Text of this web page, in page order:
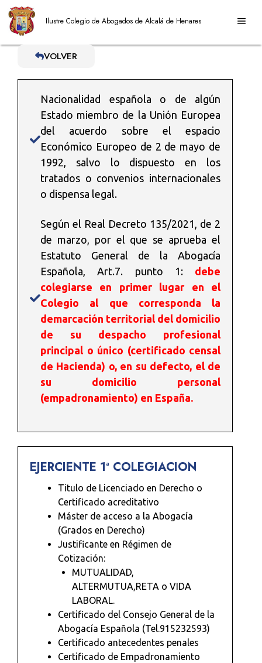
Saltar
contenido
Ilustre Colegio de Abogados de Alcalá de Henares
VOLVER
Nacionalidad española o de algún
Estado miembro de la Unión Europea
del acuerdo sobre el espacio
Económico Europeo de 2 de mayo de
1992, salvo lo dispuesto en los
tratados o convenios internacionales
o dispensa legal.
Según el Real Decreto 135/2021, de 2
de marzo, por el que se aprueba el
Estatuto General de la Abogacía
Española, Art.7. punto 1: debe
colegiarse en primer lugar en el
Colegio al que corresponda la
demarcación territorial del domicilio
de su despacho profesional
principal o único (certificado censal
de Hacienda) o, en su defecto, el de
su domicilio personal
(empadronamiento) en España.
EJERCIENTE 1ª COLEGIACION
Titulo de Licenciado en Derecho o
Certificado acreditativo
Máster de acceso a la Abogacía
(Grados en Derecho)
Justificante en Régimen de
Cotización:
MUTUALIDAD,
ALTERMUTUA,RETA o VIDA
LABORAL.
Certificado del Consejo General de la
Abogacía Española (Tel.915232593)
Certificado antecedentes penales
Certificado de Empadronamiento